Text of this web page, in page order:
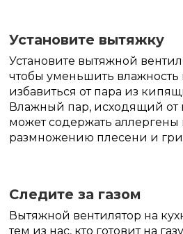
Установите вытяжку
Установите вытяжной
чтобы уменьшить влажность
избавиться от пара из
Влажный пар, исходящий от
может содержать аллергены
размножению плесени и
Следите за газом
Вытяжной вентилятор на
тем из нас, кто готовит на